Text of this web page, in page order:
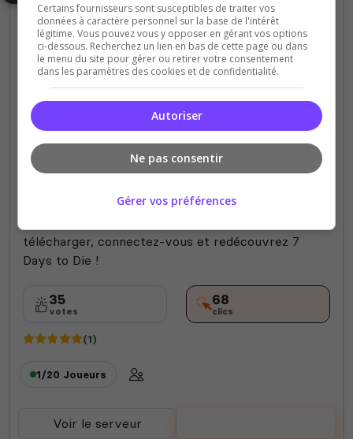
PVE
WIPEFEST PVE FR/QC/ENG
2.6[30/05]=>🔥SERVEUR 2🔥
une aventure avec des mods exclusifs et une
télécharger, connectez-vous et redécouvrez 7
Days to Die !
35
votes
68
clics
(1)
1/20 Joueurs
Voir le serveur
Certains fournisseurs sont susceptibles de traiter vos
données à caractère personnel sur la base de l'intérêt
légitime. Vous pouvez vous y opposer en gérant vos options
ci-dessous. Recherchez un lien en bas de cette page ou dans
le menu du site pour gérer ou retirer votre consentement
dans les paramètres des cookies et de confidentialité.
Autoriser
Ne pas consentir
Gérer vos préférences